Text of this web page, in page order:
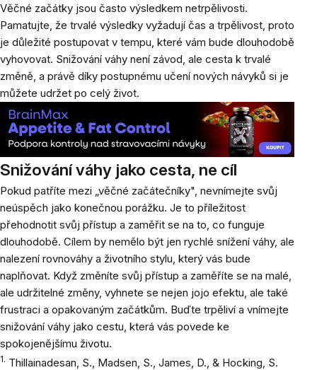
Věčné začátky jsou často výsledkem netrpělivosti.
Pamatujte, že trvalé výsledky vyžadují čas a trpělivost, proto
je důležité postupovat v tempu, které vám bude dlouhodobě
vyhovovat. Snižování váhy není závod, ale cesta k trvalé
změně, a právě díky postupnému učení nových návyků si je
můžete udržet po celý život.
Snižování váhy jako cesta, ne cíl
Pokud patříte mezi „věčné začátečníky", nevnímejte svůj
neúspěch jako konečnou porážku. Je to příležitost
přehodnotit svůj přístup a zaměřit se na to, co funguje
dlouhodobě. Cílem by nemělo být jen rychlé snížení váhy, ale
nalezení rovnováhy a životního stylu, který vás bude
naplňovat. Když změníte svůj přístup a zaměříte se na malé,
ale udržitelné změny, vyhnete se nejen jojo efektu, ale také
frustraci a opakovaným začátkům. Buďte trpěliví a vnímejte
snižování váhy jako cestu, která vás povede ke
spokojenějšímu životu.
1. Thillainadesan, S., Madsen, S., James, D., & Hocking, S.